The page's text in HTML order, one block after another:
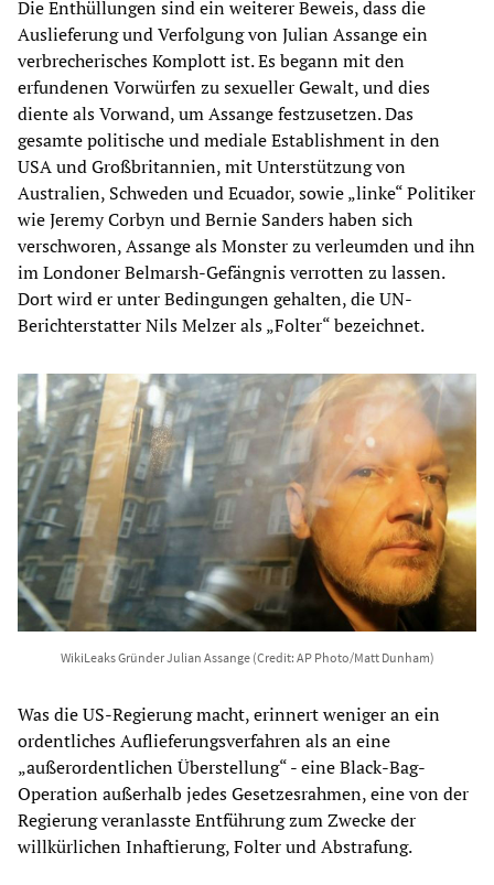
Die Enthüllungen sind ein weiterer Beweis, dass die
Auslieferung und Verfolgung von Julian Assange ein
verbrecherisches Komplott ist. Es begann mit den
erfundenen Vorwürfen zu sexueller Gewalt, und dies
diente als Vorwand, um Assange festzusetzen. Das
gesamte politische und mediale Establishment in den
USA und Großbritannien, mit Unterstützung von
Australien, Schweden und Ecuador, sowie „linke“ Politiker
wie Jeremy Corbyn und Bernie Sanders haben sich
verschworen, Assange als Monster zu verleumden und ihn
im Londoner Belmarsh-Gefängnis verrotten zu lassen.
Dort wird er unter Bedingungen gehalten, die UN-
Berichterstatter Nils Melzer als „Folter“ bezeichnet.
WikiLeaks Gründer Julian Assange (Credit: AP Photo/Matt Dunham)
Was die US-Regierung macht, erinnert weniger an ein
ordentliches Auflieferungsverfahren als an eine
„außerordentlichen Überstellung“ - eine Black-Bag-
Operation außerhalb jedes Gesetzesrahmen, eine von der
Regierung veranlasste Entführung zum Zwecke der
willkürlichen Inhaftierung, Folter und Abstrafung.